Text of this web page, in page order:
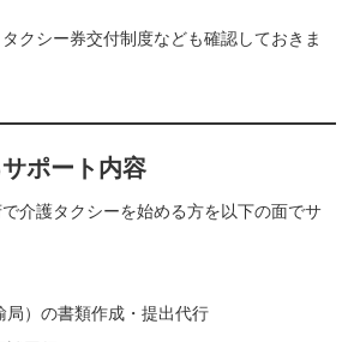
クシー券交付制度なども確認しておきま
ポート内容
介護タクシーを始める方を以下の面でサ
局）の書類作成・提出代行